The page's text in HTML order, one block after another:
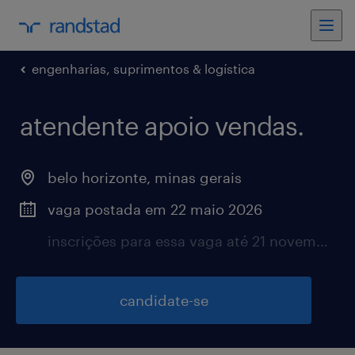
engenharias, suprimentos & logística
atendente apoio vendas.
belo horizonte, minas gerais
vaga postada em 22 maio 2026
inscrições para essa vaga até 21 novembro 2026
candidate-se